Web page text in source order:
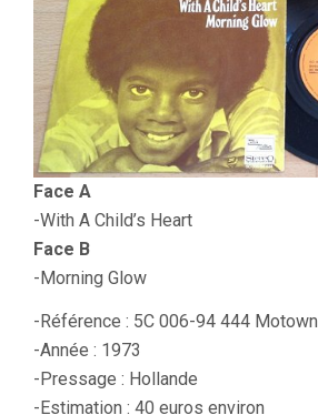
Face A
-With A Child’s Heart
Face B
-Morning Glow
-Référence : 5C 006-94 444 Motown
-Année : 1973
-Pressage : Hollande
-Estimation : 40 euros environ